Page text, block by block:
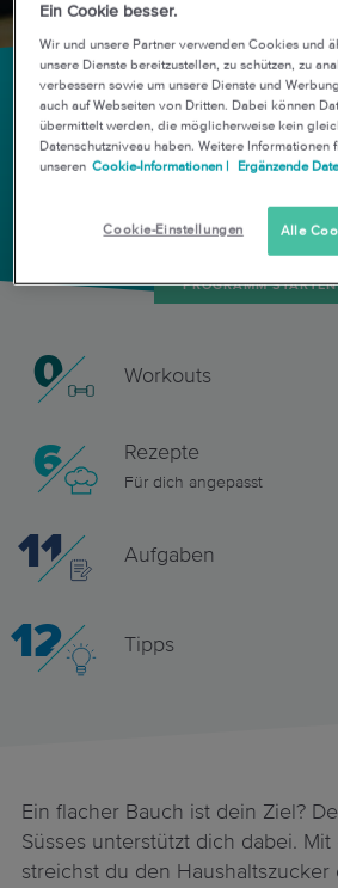
So schaffst du 7
Zucker
PROGRAMM STARTEN
0 Workouts
6 Rezepte
Für dich angepasst
11 Aufgaben
12 Tipps
Ein flacher Bauch ist dein Ziel?
Süsses unterstützt dich dabei. Mit
streichst du den Haushaltszucker
Ein Cookie besser.
Wir und unsere Partner verwenden Cookies und
unsere Dienste bereitzustellen, zu schützen, zu
verbessern sowie um unsere Dienste und
auch auf Webseiten von Dritten. Dabei können
übermittelt werden, die möglicherweise kein
Datenschutzniveau haben. Weitere Informationen
unseren Cookie-Informationen | Ergänzende
Cookie-Einstellungen Alle